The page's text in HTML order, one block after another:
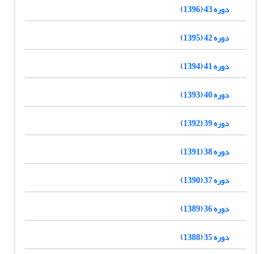
دوره 43 (1396)
دوره 42 (1395)
دوره 41 (1394)
دوره 40 (1393)
دوره 39 (1392)
دوره 38 (1391)
دوره 37 (1390)
دوره 36 (1389)
دوره 35 (1388)